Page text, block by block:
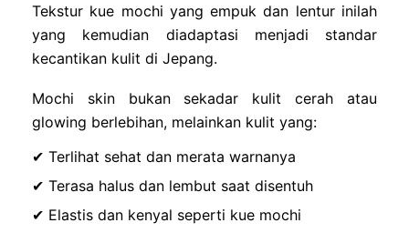
Tekstur kue mochi yang empuk dan lentur inilah
yang kemudian diadaptasi menjadi standar
kecantikan kulit di Jepang.
Mochi skin bukan sekadar kulit cerah atau
glowing berlebihan, melainkan kulit yang:
✔ Terlihat sehat dan merata warnanya
✔ Terasa halus dan lembut saat disentuh
✔ Elastis dan kenyal seperti kue mochi